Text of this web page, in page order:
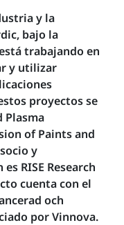
y la
bajo la
trabajando en
y utilizar
proyectos se
Plasma
of Paints and
y
RISE Research
cuenta con el
och
por Vinnova.